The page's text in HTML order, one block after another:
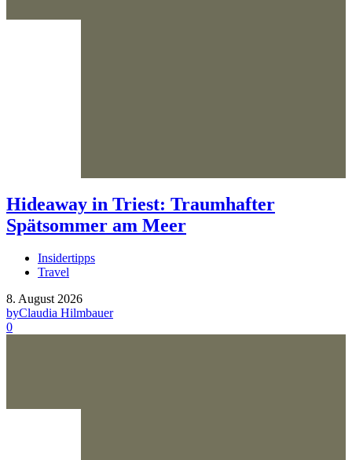
Hideaway in Triest: Traumhafter
Spätsommer am Meer
Insidertipps
Travel
8. August 2026
byClaudia Hilmbauer
0